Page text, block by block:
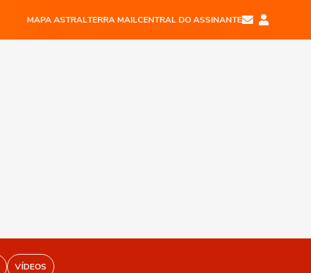
MAPA ASTRALTERRA MAILCENTRAL DO ASSINANTE
VÍDEOS